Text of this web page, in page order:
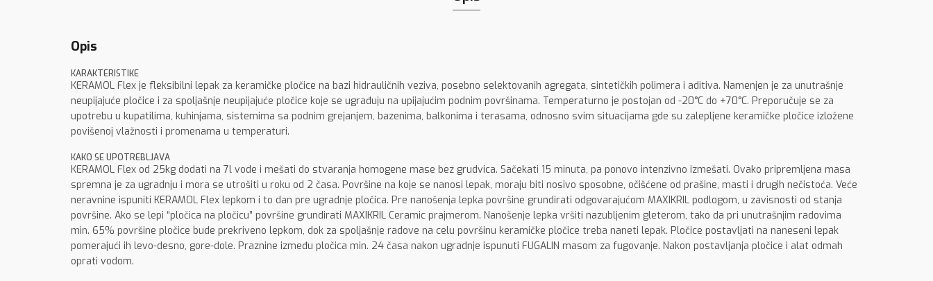
Opis
KARAKTERISTIKE
KERAMOL Flex je fleksibilni lepak za keramičke pločice na bazi hidrauličnih veziva, posebno selektovanih agregata, sintetičkih polimera i aditiva. Namenjen je za unutrašnje
neupijajuće pločice i za spoljašnje neupijajuće pločice koje se ugrađuju na upijajućim podnim površinama. Temperaturno je postojan od -20°C do +70°C. Preporučuje se za
upotrebu u kupatilima, kuhinjama, sistemima sa podnim grejanjem, bazenima, balkonima i terasama, odnosno svim situacijama gde su zalepljene keramičke pločice izložene
povišenoj vlažnosti i promenama u temperaturi.
KAKO SE UPOTREBLJAVA
KERAMOL Flex od 25kg dodati na 7l vode i mešati do stvaranja homogene mase bez grudvica. Sačekati 15 minuta, pa ponovo intenzivno izmešati. Ovako pripremljena masa
spremna je za ugradnju i mora se utrošiti u roku od 2 časa. Površine na koje se nanosi lepak, moraju biti nosivo sposobne, očišćene od prašine, masti i drugih nečistoća. Veće
neravnine ispuniti KERAMOL Flex lepkom i to dan pre ugradnje pločica. Pre nanošenja lepka površine grundirati odgovarajućom MAXIKRIL podlogom, u zavisnosti od stanja
površine. Ako se lepi “pločica na pločicu” površine grundirati MAXIKRIL Ceramic prajmerom. Nanošenje lepka vršiti nazubljenim gleterom, tako da pri unutrašnjim radovima
min. 65% površine pločice bude prekriveno lepkom, dok za spoljašnje radove na celu površinu keramičke pločice treba naneti lepak. Pločice postavljati na naneseni lepak
pomerajući ih levo-desno, gore-dole. Praznine između pločica min. 24 časa nakon ugradnje ispunuti FUGALIN masom za fugovanje. Nakon postavljanja pločice i alat odmah
oprati vodom.